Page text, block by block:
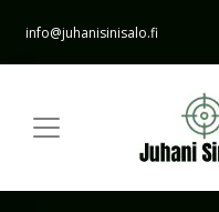
info@juhanisinisalo.fi